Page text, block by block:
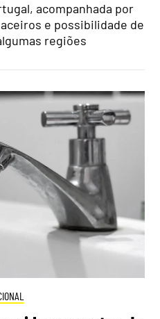
acompanhada por
e possibilidade de
regiões